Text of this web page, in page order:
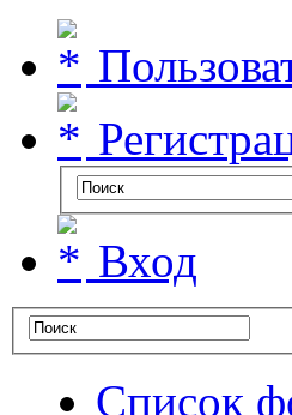
Вход
Список